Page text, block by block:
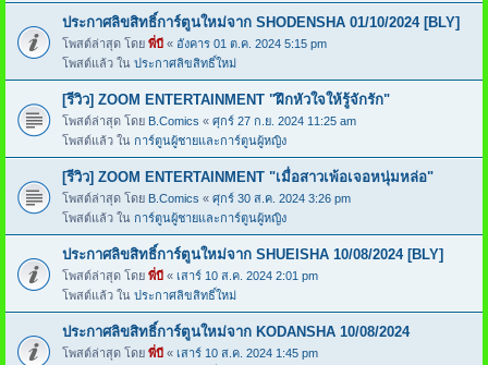
ประกาศลิขสิทธิ์การ์ตูนใหม่จาก SHODENSHA 01/10/2024 [BLY]
โพสต์ล่าสุด โดย พี่บี « อังคาร 01 ต.ค. 2024 5:15 pm
โพสต์แล้ว ใน ประกาศลิขสิทธิ์ใหม่
[รีวิว] ZOOM ENTERTAINMENT "ฝึกหัวใจให้รู้จักรัก"
โพสต์ล่าสุด โดย B.Comics « ศุกร์ 27 ก.ย. 2024 11:25 am
โพสต์แล้ว ใน การ์ตูนผู้ชายและการ์ตูนผู้หญิง
[รีวิว] ZOOM ENTERTAINMENT "เมื่อสาวเพ้อเจอหนุ่มหล่อ"
โพสต์ล่าสุด โดย B.Comics « ศุกร์ 30 ส.ค. 2024 3:26 pm
โพสต์แล้ว ใน การ์ตูนผู้ชายและการ์ตูนผู้หญิง
ประกาศลิขสิทธิ์การ์ตูนใหม่จาก SHUEISHA 10/08/2024 [BLY]
โพสต์ล่าสุด โดย พี่บี « เสาร์ 10 ส.ค. 2024 2:01 pm
โพสต์แล้ว ใน ประกาศลิขสิทธิ์ใหม่
ประกาศลิขสิทธิ์การ์ตูนใหม่จาก KODANSHA 10/08/2024
โพสต์ล่าสุด โดย พี่บี « เสาร์ 10 ส.ค. 2024 1:45 pm